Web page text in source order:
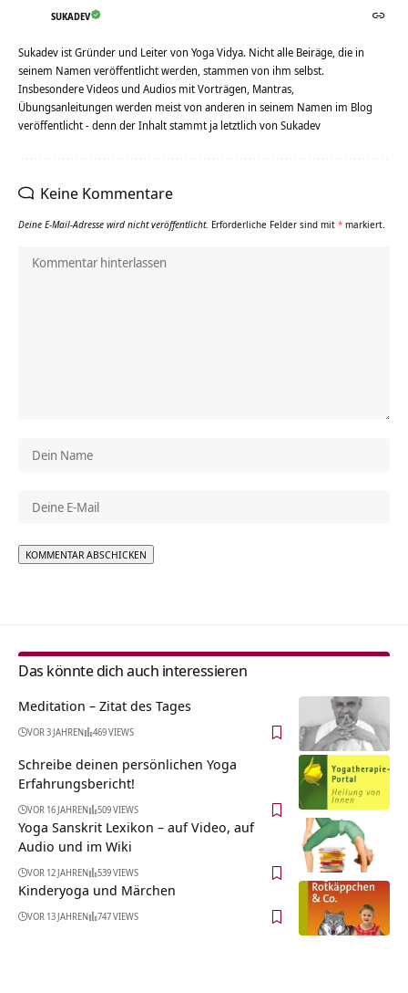
SUKADEV
Sukadev ist Gründer und Leiter von Yoga Vidya. Nicht alle Beiräge, die in
seinem Namen veröffentlicht werden, stammen von ihm selbst.
Insbesondere Videos und Audios mit Vorträgen, Mantras,
Übungsanleitungen werden meist von anderen in seinem Namen im Blog
veröffentlicht - denn der Inhalt stammt ja letztlich von Sukadev
Keine Kommentare
Deine E-Mail-Adresse wird nicht veröffentlicht. Erforderliche Felder sind mit * markiert.
Das könnte dich auch interessieren
Meditation – Zitat des Tages
VOR 3 JAHREN 469 VIEWS
Schreibe deinen persönlichen Yoga
Erfahrungsbericht!
VOR 16 JAHREN 509 VIEWS
Yoga Sanskrit Lexikon – auf Video, auf
Audio und im Wiki
VOR 12 JAHREN 539 VIEWS
Kinderyoga und Märchen
VOR 13 JAHREN 747 VIEWS